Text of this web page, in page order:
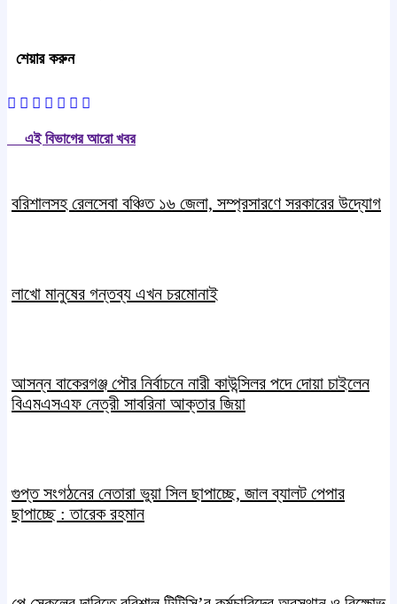
শেয়ার করুন
এই বিভাগের আরো খবর
বরিশালসহ রেলসেবা বঞ্চিত ১৬ জেলা, সম্প্রসারণে সরকারের উদ্যোগ
লাখো মানুষের গন্তব্য এখন চরমোনাই
আসন্ন বাকেরগঞ্জ পৌর নির্বাচনে নারী কাউন্সিলর পদে দোয়া চাইলেন
বিএমএসএফ নেত্রী সাবরিনা আক্তার জিয়া
গুপ্ত সংগঠনের নেতারা ভুয়া সিল ছাপাচ্ছে, জাল ব্যালট পেপার
ছাপাচ্ছে : তারেক রহমান